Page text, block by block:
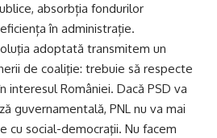
absorbția fondurilor
în administrație.
adoptată transmitem un
de coaliţie: trebuie să respecte
interesul României. Dacă PSD va
guvernamentală, PNL nu va mai
cu social-democraţii. Nu facem